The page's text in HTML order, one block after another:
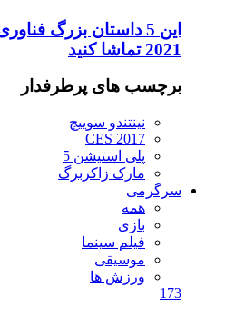
این 5 داستان بزرگ
2021 تماشا کنید
برچسب های پرطرفدار
نینتندو سوییچ
CES 2017
پلی استیشن 5
مارک زاکربرگ
سرگرمی
همه
بازی
فیلم سینما
موسیقی
ورزش ها
173